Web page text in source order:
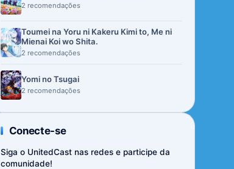
2 recomendações
Toumei na Yoru ni Kakeru Kimi to, Me ni
Mienai Koi wo Shita.
2 recomendações
Yomi no Tsugai
2 recomendações
Conecte-se
Siga o UnitedCast nas redes e participe da
comunidade!